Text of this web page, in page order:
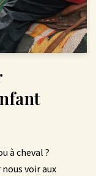
à cheval ?
voir aux